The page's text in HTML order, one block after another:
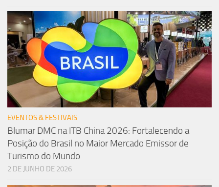
EVENTOS & FESTIVAIS
Blumar DMC na ITB China 2026: Fortalecendo a
Posição do Brasil no Maior Mercado Emissor de
Turismo do Mundo
2 DE JUNHO DE 2026